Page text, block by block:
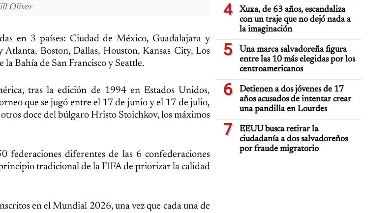
Oliver
en 3 países: Ciudad de México, Guadalajara y
Boston, Dallas, Houston, Kansas City, Los
Bahía de San Francisco y Seattle.
tras la edición de 1994 en Estados Unidos,
que se jugó entre el 17 de junio y el 17 de julio,
doce del búlgaro Hristo Stoichkov, los máximos
federaciones diferentes de las 6 confederaciones
tradicional de la FIFA de priorizar la calidad
en el Mundial 2026, una vez que cada una de
4
Xuxa, de 63 años, escandaliza
con un traje que no dejó nada a
la imaginación
5
Una marca salvadoreña figura
entre las 10 más elegidas por los
centroamericanos
6
Detienen a dos jóvenes de 17
años acusados de intentar crear
una pandilla en Lourdes
7
EEUU busca retirar la
ciudadanía a dos salvadoreños
por fraude migratorio